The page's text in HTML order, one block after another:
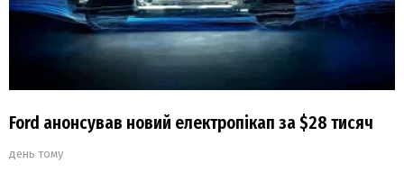
Ford анонсував новий електропікап за $28 тисяч
день тому